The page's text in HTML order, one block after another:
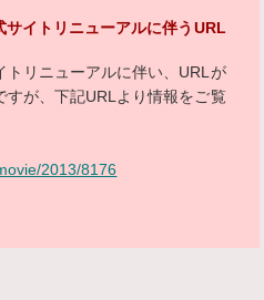
サイトリニューアルに伴うURL
トリニューアルに伴い、URLが
すが、下記URLより情報をご覧
2013/8176